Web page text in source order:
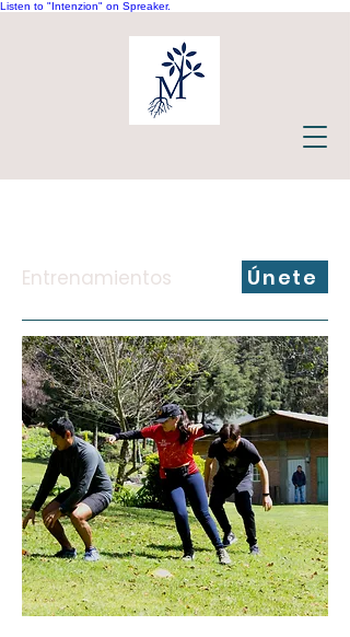
Listen to "Intenzion" on Spreaker.
Entrenamientos Únete